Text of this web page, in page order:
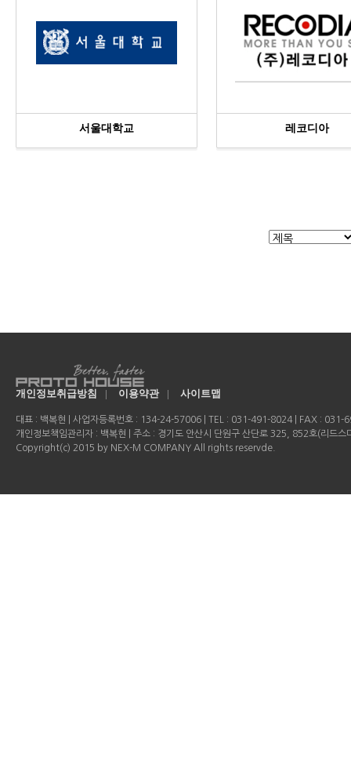
서울대학교 레코디아
개인정보취급방침 | 이용약관 | 사이트맵
대표 : 백복현 | 사업자등록번호 : 134-24-57006 | TEL : 031-491-8024 | FAX :
개인정보책임관리자 : 백복현 | 주소 : 경기도 안산시 단원구 산단로 325, 852호(리드스
Copyright(c) 2015 by NEX-M COMPANY All rights reservde.